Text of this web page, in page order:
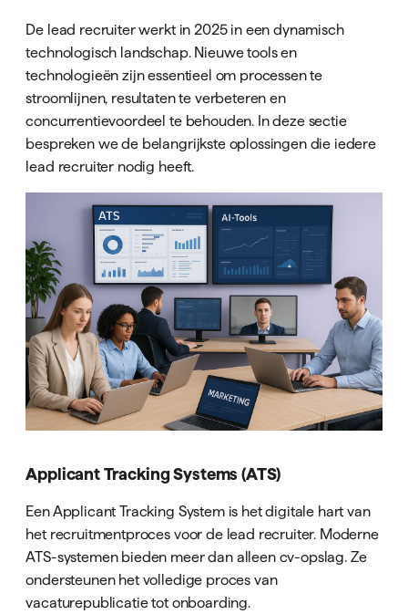
De lead recruiter werkt in 2025 in een dynamisch
technologisch landschap. Nieuwe tools en
technologieën zijn essentieel om processen te
stroomlijnen, resultaten te verbeteren en
concurrentievoordeel te behouden. In deze sectie
bespreken we de belangrijkste oplossingen die iedere
lead recruiter nodig heeft.
Applicant Tracking Systems (ATS)
Een Applicant Tracking System is het digitale hart van
het recruitmentproces voor de lead recruiter. Moderne
ATS-systemen bieden meer dan alleen cv-opslag. Ze
ondersteunen het volledige proces van
vacaturepublicatie tot onboarding.